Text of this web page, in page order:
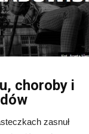
choroby i
zasnuł